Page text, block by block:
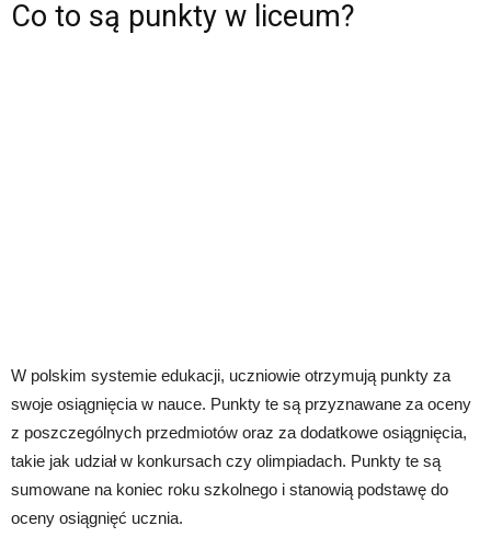
Co to są punkty w liceum?
W polskim systemie edukacji, uczniowie otrzymują punkty za
swoje osiągnięcia w nauce. Punkty te są przyznawane za oceny
z poszczególnych przedmiotów oraz za dodatkowe osiągnięcia,
takie jak udział w konkursach czy olimpiadach. Punkty te są
sumowane na koniec roku szkolnego i stanowią podstawę do
oceny osiągnięć ucznia.